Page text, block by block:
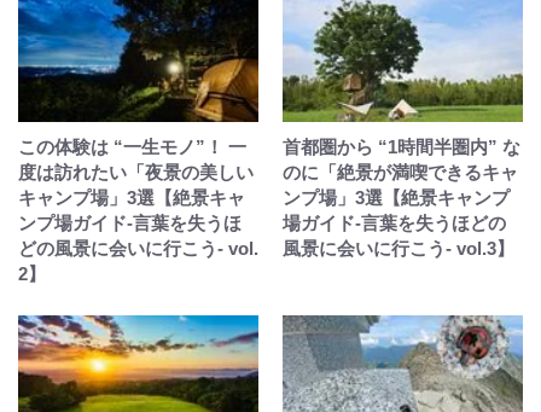
この体験は “一生モノ”！ 一
度は訪れたい「夜景の美しい
キャンプ場」3選【絶景キャ
ンプ場ガイド-言葉を失うほ
どの風景に会いに行こう- vol.
2】
首都圏から “1時間半圏内” な
のに「絶景が満喫できるキャ
ンプ場」3選【絶景キャンプ
場ガイド-言葉を失うほどの
風景に会いに行こう- vol.3】